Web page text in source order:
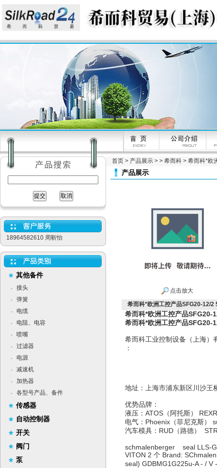
18964582610 周靳怡
其他备件
·
接头
·
弹簧
·
电缆
·
电阻、电容
·
喷嘴
·
过滤器
·
电源
·
减速机
·
加热器
·
各型号产品、备件
传感器
自动控制器
开关
阀门
泵
首页 > 产品展示 > > 希而科 > 希而科*欧
产品展示
点击放大
希而科*欧洲工控产品SFG20-12/2
希而科*欧洲工控产品SFG20-
希而科*欧洲工控产品SFG20-
希而科工业控制设备（上海）
：
地址：上海市浦东新
优势品牌：
液压：ATOS（阿托斯）
电气：Phoenix（菲尼克斯
汽车模具：RUD（路德
schmalenberger seal LLS-
VITON 2 个 Brand:
seal) GDBMG1G225u-A - / V